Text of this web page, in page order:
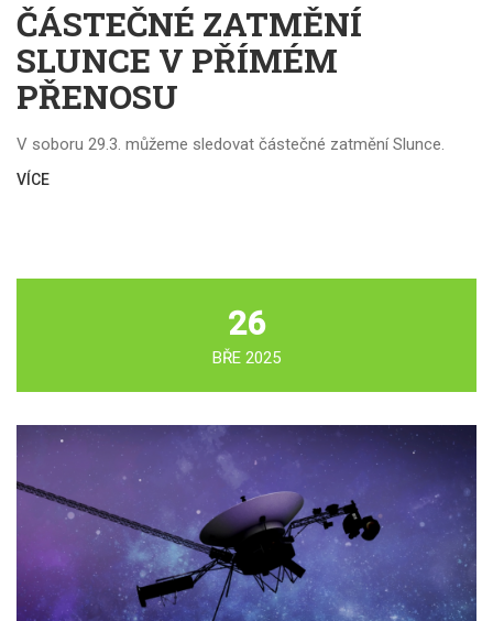
ČÁSTEČNÉ ZATMĚNÍ
SLUNCE V PŘÍMÉM
PŘENOSU
V soboru 29.3. můžeme sledovat částečné zatmění Slunce.
VÍCE
26
BŘE 2025